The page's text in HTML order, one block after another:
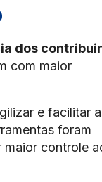
dos
com maior
e facilitar
foram
maior controle